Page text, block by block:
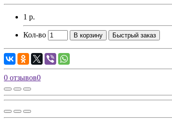
1 р.
Кол-во В корзину Быстрый заказ
0 отзывов0